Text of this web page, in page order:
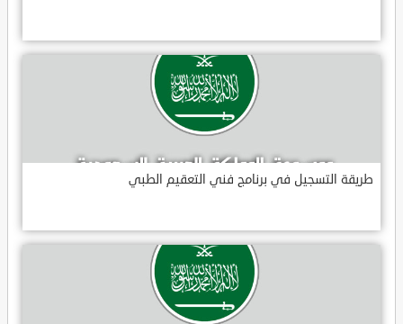
طريقة التسجيل في برنامج فني التعقيم الطبي